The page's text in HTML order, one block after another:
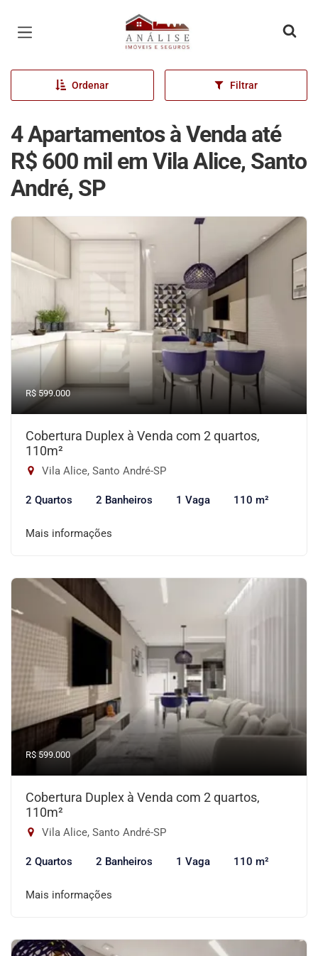
Página inicial
Ordenar Filtrar
4 Apartamentos à Venda até
R$ 600 mil em Vila Alice, Santo
André, SP
R$ 599.000
Cobertura Duplex à Venda com 2 quartos,
110m²
Vila Alice, Santo André-SP
2 Quartos 2 Banheiros 1 Vaga 110 m²
Mais informações
R$ 599.000
Cobertura Duplex à Venda com 2 quartos,
110m²
Vila Alice, Santo André-SP
2 Quartos 2 Banheiros 1 Vaga 110 m²
Mais informações